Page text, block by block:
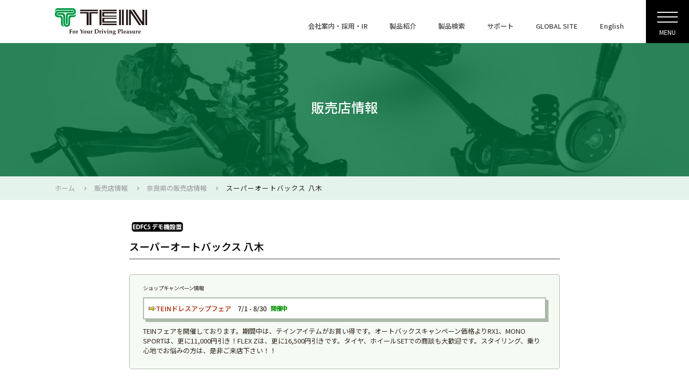
会社案内・採用・IR 製品紹介 製品検索 サポート GLOBAL SITE English
MENU
販売店情報
ホーム 販売店情報 奈良県の販売店情報 スーパーオートバックス 八木
スーパーオートバックス 八木
ショップキャンペーン情報
TEINドレスアップフェア 7/1 - 8/30
TEINフェアを開催しております。期間中は、テインアイテムがお買い得です。オートバックスキャンペーン価格よりRX1、MONO
SPORTは、更に11,000円引き！FLEX Zは、更に16,500円引きです。タイヤ、ホイールSETでの商談も大歓迎です。スタイリング、乗り
心地でお悩みの方は、是非ご来店下さい！！